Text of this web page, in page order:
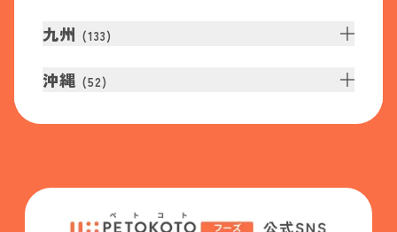
九州 (133)
沖縄 (52)